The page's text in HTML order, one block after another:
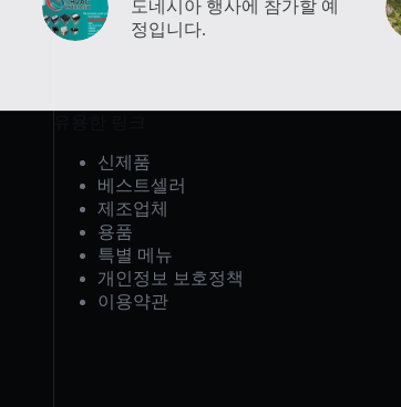
도네시아 행사에 참가할 예
정입니다.
신제품
베스트셀러
제조업체
용품
특별 메뉴
개인정보 보호정책
이용약관